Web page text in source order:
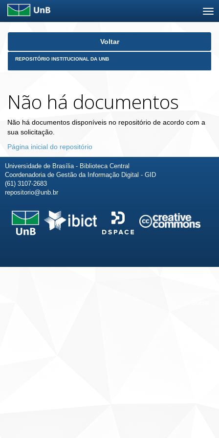
Skip
Voltar
REPOSITÓRIO INSTITUCIONAL DA UNB
Não há documentos
Não há documentos disponíveis no repositório de acordo com a
sua solicitação.
Página inicial do repositório
Universidade de Brasília - Biblioteca Central
Coordenadoria de Gestão da Informação Digital - GID
(61) 3107-2683
repositorio@unb.br